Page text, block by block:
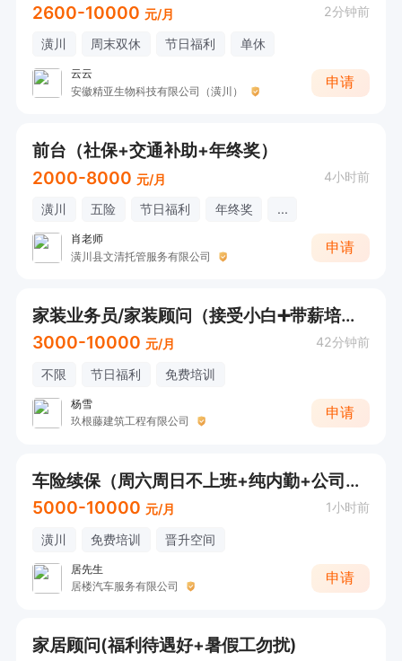
2600-10000 元/月 2分钟前
潢川 周末双休 节日福利 单休
云云
安徽精亚生物科技有限公司（潢川）
申请
前台（社保+交通补助+年终奖）
2000-8000 元/月 4小时前
潢川 五险 节日福利 年终奖 ...
肖老师
潢川县文清托管服务有限公司
申请
家装业务员/家装顾问（接受小白➕带薪培训）
3000-10000 元/月 42分钟前
不限 节日福利 免费培训
杨雪
玖根藤建筑工程有限公司
申请
车险续保（周六周日不上班+纯内勤+公司提供资源）
5000-10000 元/月 1小时前
潢川 免费培训 晋升空间
居先生
居楼汽车服务有限公司
申请
家居顾问(福利待遇好+暑假工勿扰)